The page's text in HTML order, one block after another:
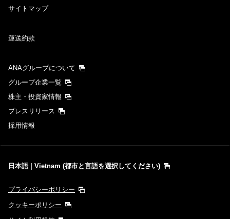
サイトマップ
運送約款
ANAグループについて
グループ企業一覧
株主・投資家情報
プレスリリース
採用情報
日本語 | Vietnam (都市と言語を選択してください)
プライバシーポリシー
クッキーポリシー